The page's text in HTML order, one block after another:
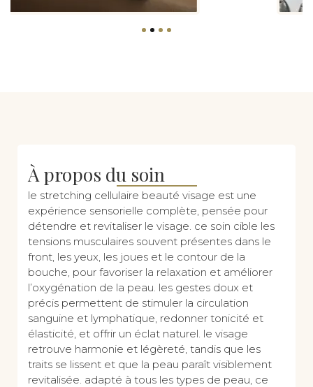
À propos du soin
le stretching cellulaire beauté visage est une
expérience sensorielle complète, pensée pour
détendre et revitaliser le visage. ce soin cible les
tensions musculaires souvent présentes dans le
front, les yeux, les joues et le contour de la
bouche, pour favoriser la relaxation et améliorer
l’oxygénation de la peau. les gestes doux et
précis permettent de stimuler la circulation
sanguine et lymphatique, redonner tonicité et
élasticité, et offrir un éclat naturel. le visage
retrouve harmonie et légèreté, tandis que les
traits se lissent et que la peau paraît visiblement
revitalisée. adapté à tous les types de peau, ce